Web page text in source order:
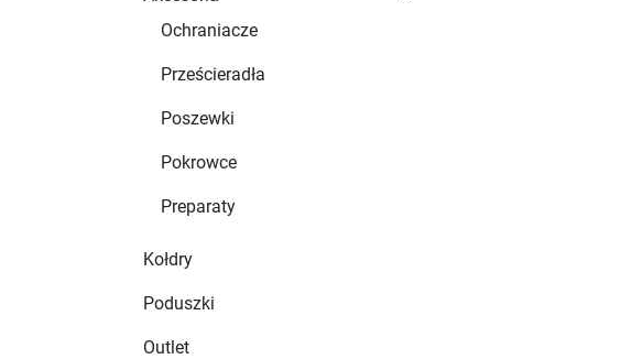
Ochraniacze
Prześcieradła
Poszewki
Pokrowce
Preparaty
Kołdry
Poduszki
Outlet